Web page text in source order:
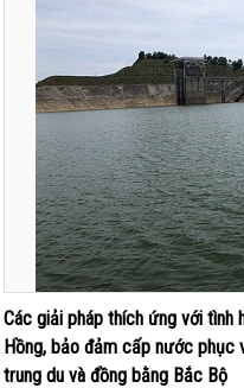
Các giải pháp thích ứng với tình
Hồng, bảo đảm cấp nước phục
trung du và đồng bằng Bắc Bộ